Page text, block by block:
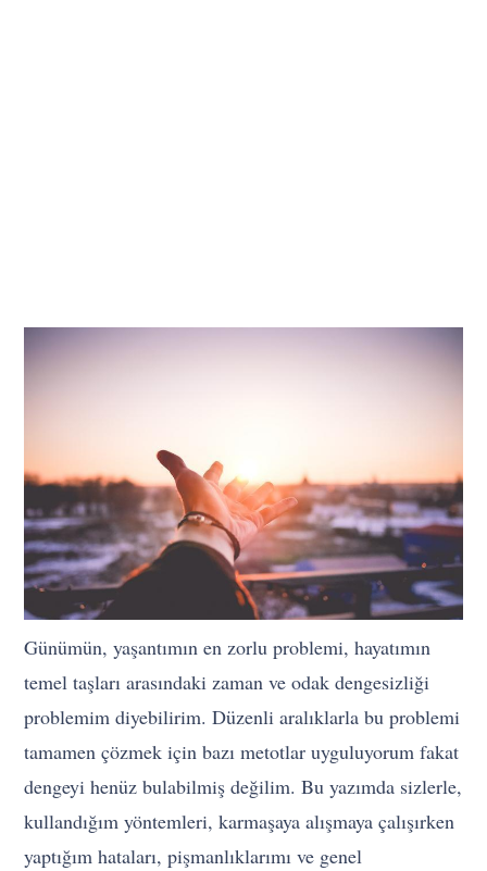
Günümün, yaşantımın en zorlu problemi, hayatımın
temel taşları arasındaki zaman ve odak dengesizliği
problemim diyebilirim. Düzenli aralıklarla bu problemi
tamamen çözmek için bazı metotlar uyguluyorum fakat
dengeyi henüz bulabilmiş değilim. Bu yazımda sizlerle,
kullandığım yöntemleri, karmaşaya alışmaya çalışırken
yaptığım hataları, pişmanlıklarımı ve genel